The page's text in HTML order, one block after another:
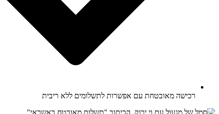
רכישה מאובטחת עם אפשרות לתשלומים ללא ריבית